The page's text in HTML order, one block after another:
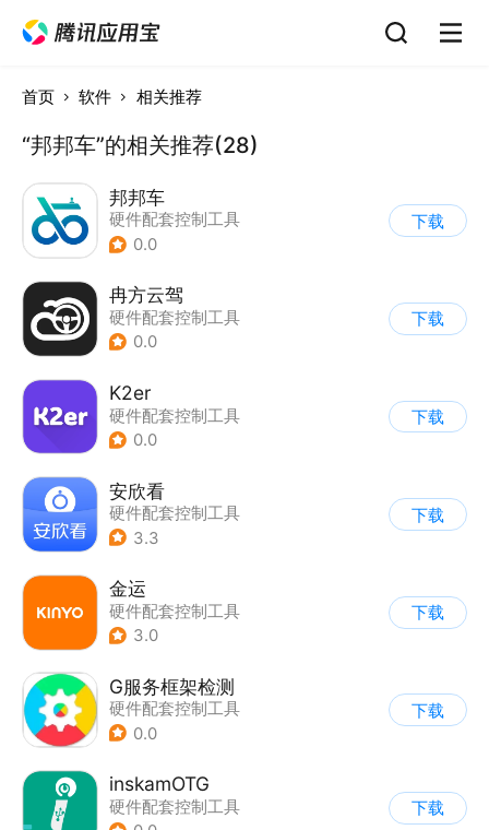
首页 软件 相关推荐
“邦邦车”的相关推荐(28)
邦邦车
硬件配套控制工具
0.0
下载
冉方云驾
硬件配套控制工具
0.0
下载
K2er
硬件配套控制工具
0.0
下载
安欣看
硬件配套控制工具
3.3
下载
金运
硬件配套控制工具
3.0
下载
G服务框架检测
硬件配套控制工具
0.0
下载
inskamOTG
硬件配套控制工具
下载